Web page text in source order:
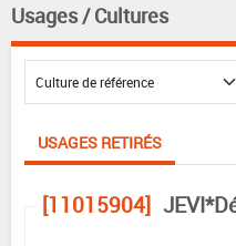
Usages / Cultures
USAGES RETIRÉS
[11015904]